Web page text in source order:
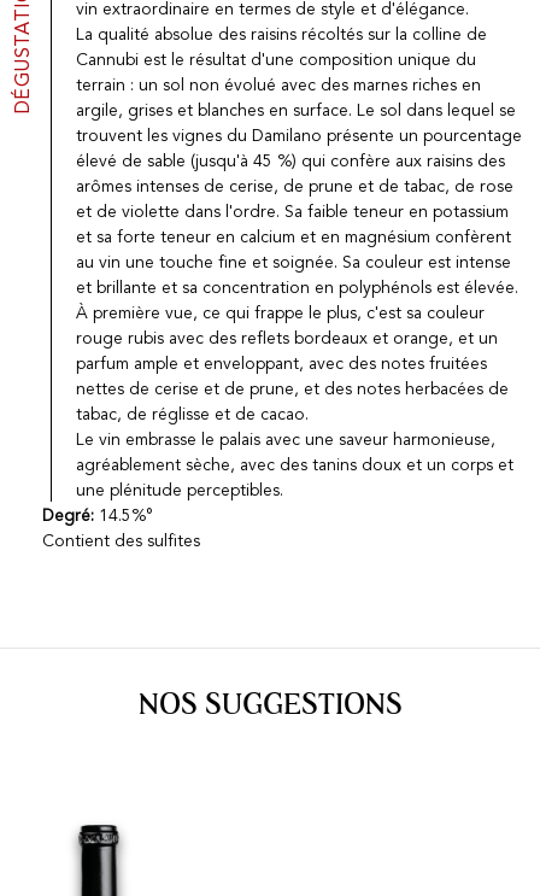
DÉGUSTATION
vin extraordinaire en termes de style et d'élégance.
La qualité absolue des raisins récoltés sur la colline de
Cannubi est le résultat d'une composition unique du
terrain : un sol non évolué avec des marnes riches en
argile, grises et blanches en surface. Le sol dans lequel se
trouvent les vignes du Damilano présente un pourcentage
élevé de sable (jusqu'à 45 %) qui confère aux raisins des
arômes intenses de cerise, de prune et de tabac, de rose
et de violette dans l'ordre. Sa faible teneur en potassium
et sa forte teneur en calcium et en magnésium confèrent
au vin une touche fine et soignée. Sa couleur est intense
et brillante et sa concentration en polyphénols est élevée.
À première vue, ce qui frappe le plus, c'est sa couleur
rouge rubis avec des reflets bordeaux et orange, et un
parfum ample et enveloppant, avec des notes fruitées
nettes de cerise et de prune, et des notes herbacées de
tabac, de réglisse et de cacao.
Le vin embrasse le palais avec une saveur harmonieuse,
agréablement sèche, avec des tanins doux et un corps et
une plénitude perceptibles.
Degré: 14.5%°
Contient des sulfites
NOS SUGGESTIONS